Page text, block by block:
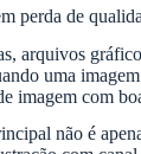
perda de
arquivos
uma
imagem com
não é